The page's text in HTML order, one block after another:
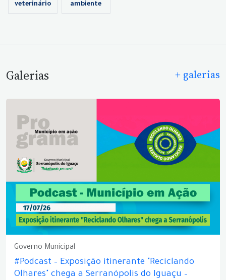
veterinário
ambiente
Galerias + galerias
Governo Municipal
#Podcast – Exposição itinerante "Reciclando
Olhares" chega a Serranópolis do Iguaçu –